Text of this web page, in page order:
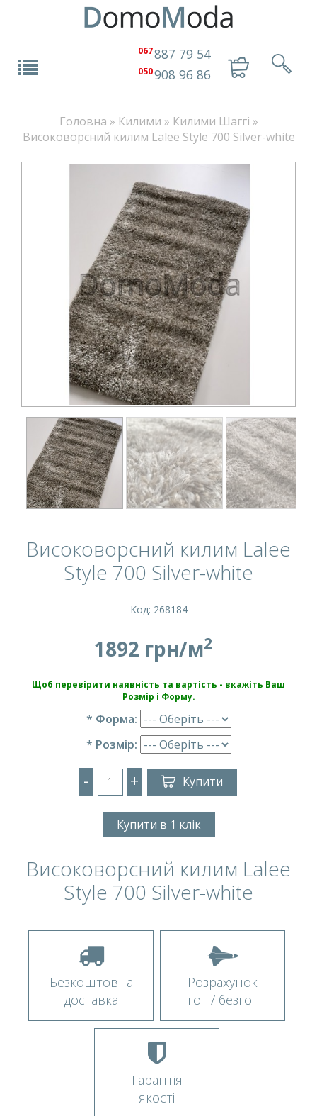
067887 79 54
050908 96 86
Головна » Килими » Килими Шаггі »
Високоворсний килим Lalee Style 700 Silver-white
Високоворсний килим Lalee
Style 700 Silver-white
Код: 268184
1892 грн/м2
Щоб перевірити наявність та вартість - вкажіть Ваш
Розмір і Форму.
* Форма:
* Розмір:
- + Купити
Купити в 1 клік
Високоворсний килим Lalee
Style 700 Silver-white
Безкоштовна
доставка
Розрахунок
гот / безгот
Гарантія
якості